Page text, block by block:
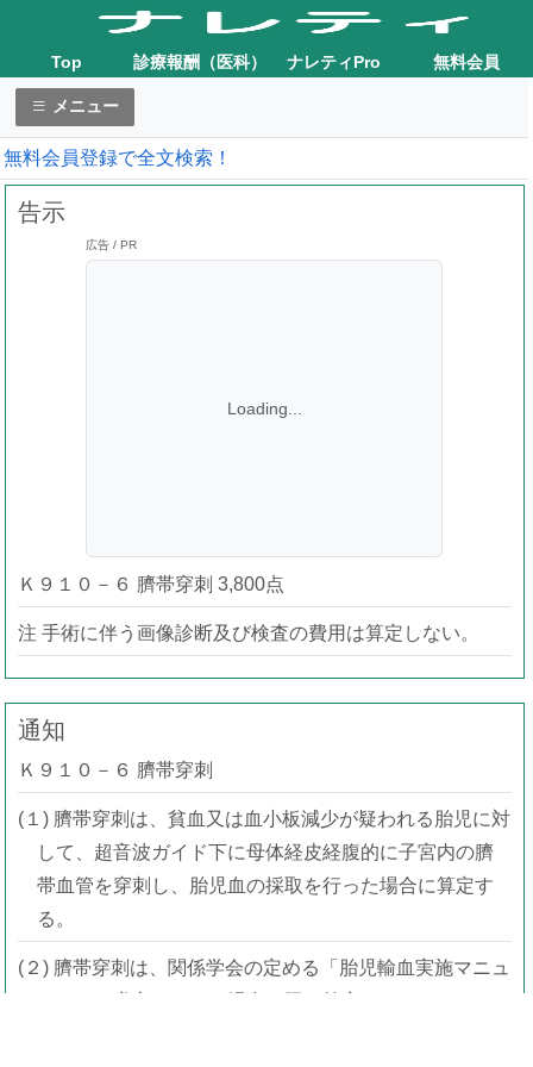
Top 診療報酬（医科） ナレティPro 無料会員
メニュー
無料会員登録で全文検索！
告示
広告 / PR
Loading...
Ｋ９１０－６ 臍帯穿刺 3,800点
注 手術に伴う画像診断及び検査の費用は算定しない。
通知
Ｋ９１０－６ 臍帯穿刺
(１) 臍帯穿刺は、貧血又は血小板減少が疑われる胎児に対
して、超音波ガイド下に母体経皮経腹的に子宮内の臍
帯血管を穿刺し、胎児血の採取を行った場合に算定す
る。
(２) 臍帯穿刺は、関係学会の定める「胎児輸血実施マニュ